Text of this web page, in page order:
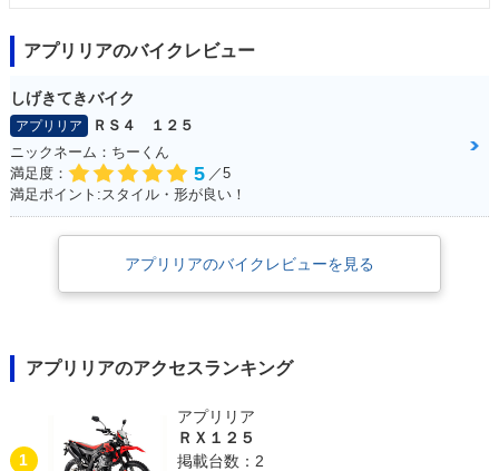
アプリリアのバイクレビュー
しげきてきバイク
アプリリア
ＲＳ４ １２５
ニックネーム：ちーくん
満足度：
5 ／5
満足ポイント:スタイル・形が良い！
アプリリアのバイクレビューを見る
アプリリアのアクセスランキング
1
アプリリア
ＲＸ１２５
掲載台数：2